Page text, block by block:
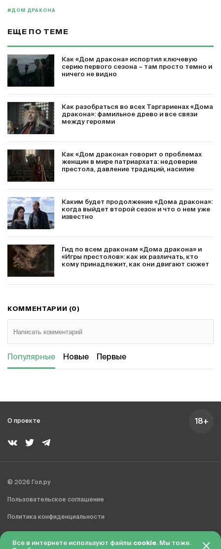
#ДОМ ДРАКОНА
ЕЩЕ ПО ТЕМЕ
Как «Дом дракона» испортил ключевую
серию первого сезона – там просто темно и
ничего не видно
Как разобраться во всех Таргариенах «Дома
дракона»: фамильное древо и все связи
между героями
Как «Дом дракона» говорит о проблемах
женщин в мире патриархата: недоверие
престола, давление традиций, насилие
Каким будет продолжение «Дома дракона»:
когда выйдет второй сезон и что о нем уже
известно
Гид по всем драконам «Дома дракона» и
«Игры престолов»: как их различать, кто
кому принадлежит, как они двигают сюжет
КОММЕНТАРИИ (0)
Популярные Новые Первые
О проекте 18+
© 2026 Гол.ру
Пользовательское соглашение
Политика конфиденциальности
Все в интернете используют файлы cookie. Мы тоже.